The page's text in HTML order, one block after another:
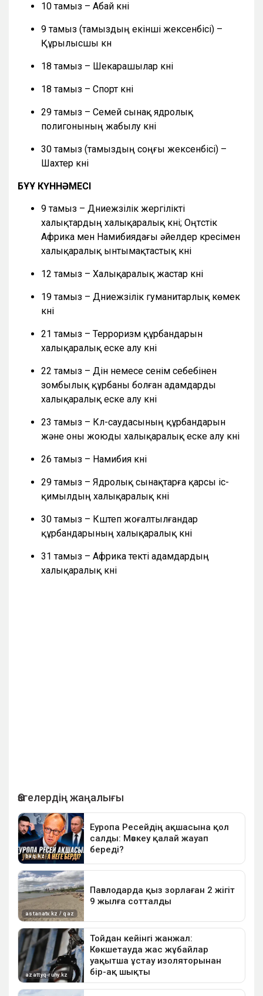
10 тамыз – Абай күні
9 тамыз (тамыздың екінші жексенбісі) –
Құрылысшы күн
18 тамыз – Шекарашылар күні
18 тамыз – Спорт күні
29 тамыз – Семей сынақ ядролық
полигонының жабылу күні
30 тамыз (тамыздың соңғы жексенбісі) –
Шахтер күні
БҰҰ КҮННӘМЕСІ
9 тамыз – Дүниежүзілік жергілікті
халықтардың халықаралық күні; Оңтүстік
Африка мен Намибиядағы әйелдер күресімен
халықаралық ынтымақтастық күні
12 тамыз – Халықаралық жастар күні
19 тамыз – Дүниежүзілік гуманитарлық көмек
күні
21 тамыз – Терроризм құрбандарын
халықаралық еске алу күні
22 тамыз – Дін немесе сенім себебінен
зомбылық құрбаны болған адамдарды
халықаралық еске алу күні
23 тамыз – Күл-саудасының құрбандарын
және оны жоюды халықаралық еске алу күні
26 тамыз – Намибия күні
29 тамыз – Ядролық сынақтарға қарсы іс-
қимылдың халықаралық күні
30 тамыз – Күштеп жоғалтылғандар
құрбандарының халықаралық күні
31 тамыз – Африка текті адамдардың
халықаралық күні